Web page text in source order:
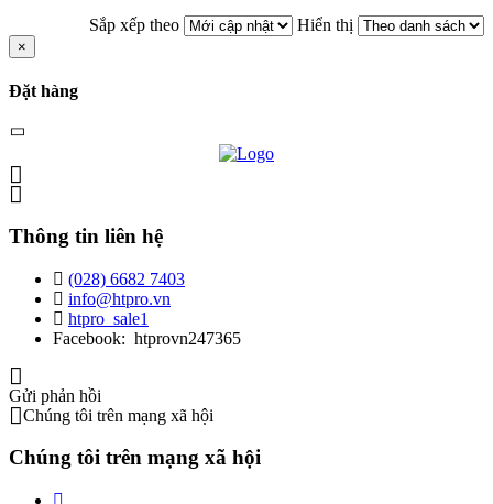
Sắp xếp theo Hiển thị
×
Đặt hàng
Thông tin liên hệ
(028) 6682 7403
info@htpro.vn
htpro_sale1
Facebook: htprovn247365
Gửi phản hồi
Chúng tôi trên mạng xã hội
Chúng tôi trên mạng xã hội